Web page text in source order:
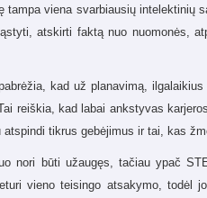
viena svarbiausių intelektinių
atskirti faktą nuo nuomonės,
kad už planavimą,
reiškia, kad labai ankstyvas
tikrus gebėjimus ir tai, kas
nori būti užaugęs, tačiau ypač
vieno teisingo atsakymo, todėl